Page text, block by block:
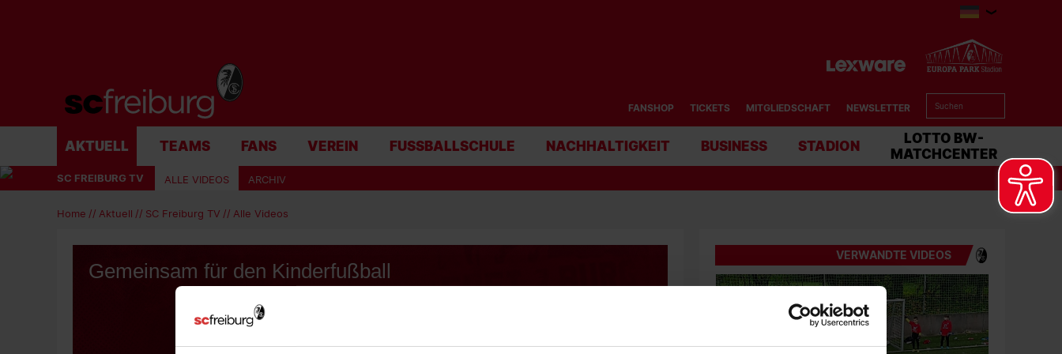
FANSHOP TICKETS MITGLIEDSCHAFT NEWSLETTER
AKTUELL TEAMS FANS VEREIN FUSSBALLSCHULE NACHHALTIGKEIT BUSINESS STADION MATCHCENTER
SC FREIBURG TV ALLE VIDEOS ARCHIV
Home Aktuell SC Freiburg TV Alle Videos
Gemeinsam für den Kinderfußball
VERWANDTE VIDEOS